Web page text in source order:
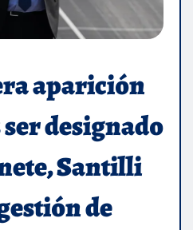
aparición
designado
Santilli
de